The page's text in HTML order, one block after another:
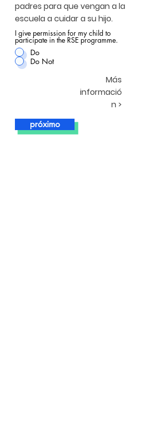
padres para que vengan a la
escuela a cuidar a su hijo.
I give permission for my child to
participate in the RSE programme.
Do
Do Not
Más
informació
n >
próximo